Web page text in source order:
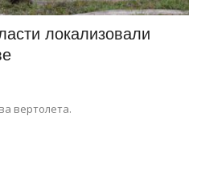
локализовали
вертолета.